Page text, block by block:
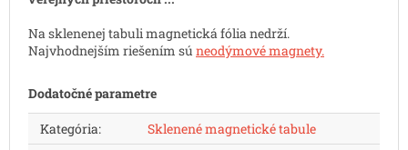
Na sklenenej tabuli magnetická fólia nedrží.
Najvhodnejším riešením sú neodýmové magnety.
Dodatočné parametre
Kategória:
Sklenené magnetické tabule